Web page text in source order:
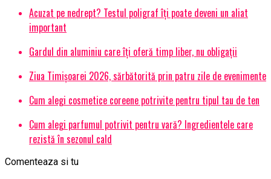
Acuzat pe nedrept? Testul poligraf îţi poate deveni un aliat
important
Gardul din aluminiu care îți oferă timp liber, nu obligații
Ziua Timișoarei 2026, sărbătorită prin patru zile de evenimente
Cum alegi cosmetice coreene potrivite pentru tipul tau de ten
Cum alegi parfumul potrivit pentru vară? Ingredientele care
rezistă în sezonul cald
Comenteaza si tu